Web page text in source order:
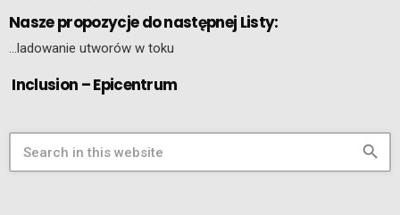
Nasze propozycje do następnej Listy:
…ladowanie utworów w toku
Inclusion – Epicentrum
search